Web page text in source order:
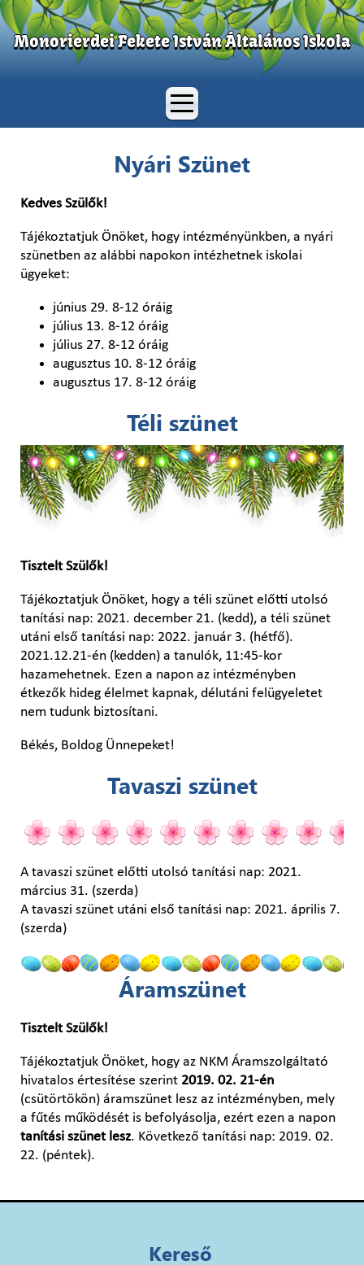
Monorierdei Fekete István Általános Iskola
Nyári Szünet
Kedves Szülők!
Tájékoztatjuk Önöket, hogy intézményünkben, a nyári
szünetben az alábbi napokon intézhetnek iskolai
ügyeket:
június 29. 8-12 óráig
július 13. 8-12 óráig
július 27. 8-12 óráig
augusztus 10. 8-12 óráig
augusztus 17. 8-12 óráig
Téli szünet
Tisztelt Szülők!
Tájékoztatjuk Önöket, hogy a téli szünet előtti utolsó
tanítási nap: 2021. december 21. (kedd), a téli szünet
utáni első tanítási nap: 2022. január 3. (hétfő).
2021.12.21-én (kedden) a tanulók, 11:45-kor
hazamehetnek. Ezen a napon az intézményben
étkezők hideg élelmet kapnak, délutáni felügyeletet
nem tudunk biztosítani.
Békés, Boldog Ünnepeket!
Tavaszi szünet
A tavaszi szünet előtti utolsó tanítási nap: 2021.
március 31. (szerda)
A tavaszi szünet utáni első tanítási nap: 2021. április 7.
(szerda)
Áramszünet
Tisztelt Szülők!
Tájékoztatjuk Önöket, hogy az NKM Áramszolgáltató
hivatalos értesítése szerint 2019. 02. 21-én
(csütörtökön) áramszünet lesz az intézményben, mely
a fűtés működését is befolyásolja, ezért ezen a napon
tanítási szünet lesz. Következő tanítási nap: 2019. 02.
22. (péntek).
Kereső